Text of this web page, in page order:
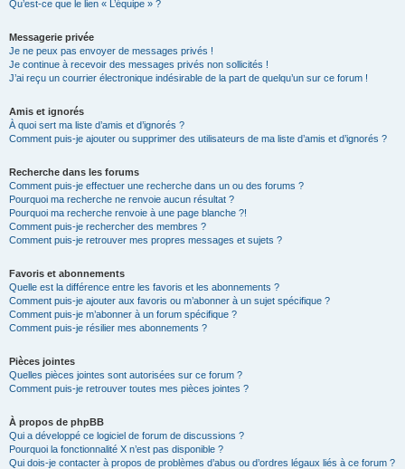
Qu’est-ce que le lien « L’équipe » ?
Messagerie privée
Je ne peux pas envoyer de messages privés !
Je continue à recevoir des messages privés non sollicités !
J’ai reçu un courrier électronique indésirable de la part de quelqu’un sur ce forum !
Amis et ignorés
À quoi sert ma liste d’amis et d’ignorés ?
Comment puis-je ajouter ou supprimer des utilisateurs de ma liste d’amis et d’ignorés ?
Recherche dans les forums
Comment puis-je effectuer une recherche dans un ou des forums ?
Pourquoi ma recherche ne renvoie aucun résultat ?
Pourquoi ma recherche renvoie à une page blanche ?!
Comment puis-je rechercher des membres ?
Comment puis-je retrouver mes propres messages et sujets ?
Favoris et abonnements
Quelle est la différence entre les favoris et les abonnements ?
Comment puis-je ajouter aux favoris ou m’abonner à un sujet spécifique ?
Comment puis-je m’abonner à un forum spécifique ?
Comment puis-je résilier mes abonnements ?
Pièces jointes
Quelles pièces jointes sont autorisées sur ce forum ?
Comment puis-je retrouver toutes mes pièces jointes ?
À propos de phpBB
Qui a développé ce logiciel de forum de discussions ?
Pourquoi la fonctionnalité X n’est pas disponible ?
Qui dois-je contacter à propos de problèmes d’abus ou d’ordres légaux liés à ce forum ?